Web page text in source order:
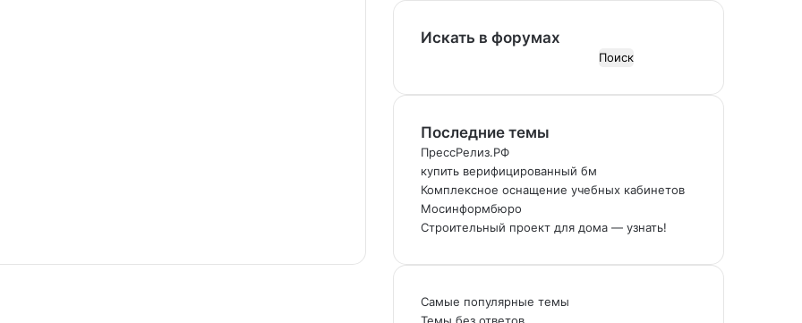
Искать в форумах
и
к
:
Последние темы
ПрессРелиз.РФ
купить верифицированный бм
Комплексное оснащение учебных кабинетов
Мосинформбюро
Строительный проект для дома — узнать!
Самые популярные темы